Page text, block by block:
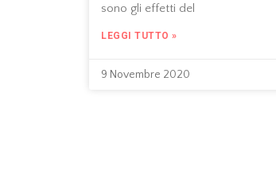
sono gli effetti del
LEGGI TUTTO »
9 Novembre 2020